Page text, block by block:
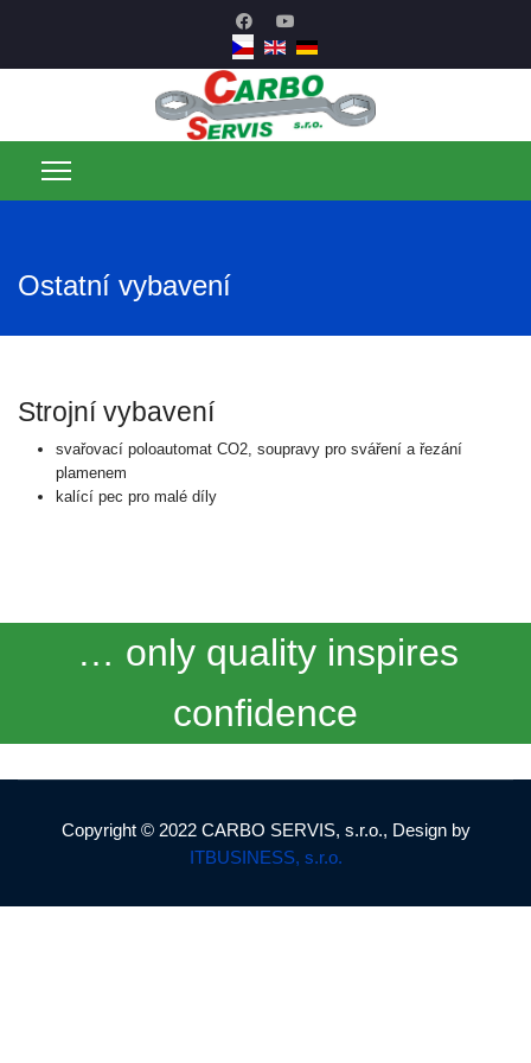
Ostatní vybavení
Strojní vybavení
svařovací poloautomat CO2, soupravy pro sváření a řezání
plamenem
kalící pec pro malé díly
… only quality inspires
confidence
Copyright © 2022 CARBO SERVIS, s.r.o., Design by
ITBUSINESS, s.r.o.